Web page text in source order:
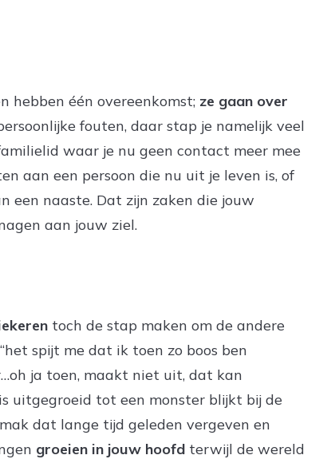
hebben één overeenkomst; ze gaan over
fouten, daar stap je namelijk veel
waar je nu geen contact meer mee
aan een persoon die nu uit je leven is, of
een naaste. Dat zijn zaken die jouw
aan jouw ziel.
toch de stap maken om de andere
spijt me dat ik toen zo boos ben
ja toen, maakt niet uit, dat kan
uitgegroeid tot een monster blijkt bij de
dat lange tijd geleden vergeven en
groeien in jouw hoofd terwijl de wereld